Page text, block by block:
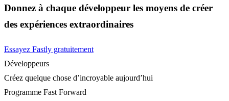
Donnez à chaque développeur les moyens de créer
des expériences extraordinaires
Essayez Fastly gratuitement
Développeurs
Créez quelque chose d’incroyable aujourd’hui
Programme Fast Forward